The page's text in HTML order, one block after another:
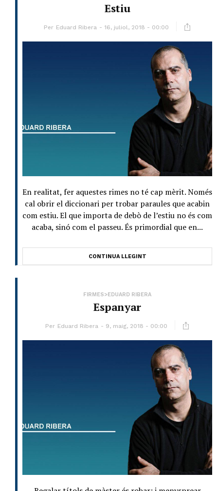
Estiu
Per Eduard Ribera 16, juliol, 2018 - 00:00
En realitat, fer aquestes rimes no té cap mèrit. Només
cal obrir el diccionari per trobar paraules que acabin
com estiu. El que importa de debò de l’estiu no és com
acaba, sinó com el passeu. És primordial que en...
CONTINUA LLEGINT
FIRMES>EDUARD RIBERA
Espanyar
Per Eduard Ribera 9, maig, 2018 - 00:00